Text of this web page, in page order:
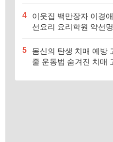
음 특징·메뉴·가격
4
이웃집 백만장자 이경
선요리 요리학원 약선
5
몸신의 탄생 치매 예방
줄 운동법 숨겨진 치매